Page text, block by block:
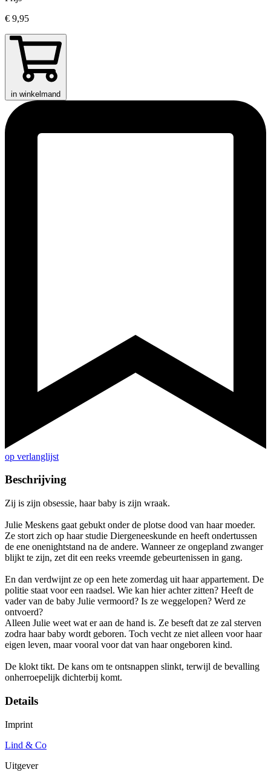
€ 9,95
in winkelmand
op verlanglijst
Beschrijving
Zij is zijn obsessie, haar baby is zijn wraak.
Julie Meskens gaat gebukt onder de plotse dood van haar moeder.
Ze stort zich op haar studie Diergeneeskunde en heeft ondertussen
de ene onenightstand na de andere. Wanneer ze ongepland zwanger
blijkt te zijn, zet dit een reeks vreemde gebeurtenissen in gang.
En dan verdwijnt ze op een hete zomerdag uit haar appartement. De
politie staat voor een raadsel. Wie kan hier achter zitten? Heeft de
vader van de baby Julie vermoord? Is ze weggelopen? Werd ze
ontvoerd?
Alleen Julie weet wat er aan de hand is. Ze beseft dat ze zal sterven
zodra haar baby wordt geboren. Toch vecht ze niet alleen voor haar
eigen leven, maar vooral voor dat van haar ongeboren kind.
De klokt tikt. De kans om te ontsnappen slinkt, terwijl de bevalling
onherroepelijk dichterbij komt.
Details
Imprint
Lind & Co
Uitgever